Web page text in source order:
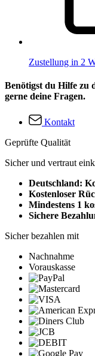
Zustellung in 2
Benötigst du Hilfe zu
gerne deine Fragen.
Kontakt
Geprüfte Qualität
Sicher und vertraut
Deutschland:
Kostenloser
Mindestens 1
Sichere
Sicher bezahlen mit
Nachnahme
Vorauskasse